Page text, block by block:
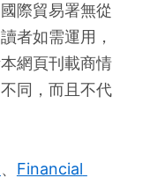
際貿易署無從
者如需運用，
網頁刊載商情
同，而且不代
、 Financial